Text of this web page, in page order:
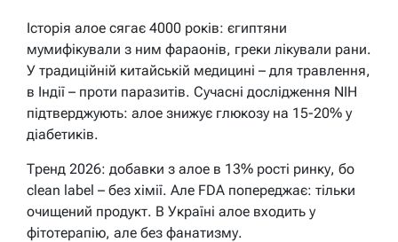
Історія алое сягає 4000 років: єгиптяни
мумифікували з ним фараонів, греки лікували рани.
У традиційній китайській медицині – для травлення,
в Індії – проти паразитів. Сучасні дослідження NIH
підтверджують: алое знижує глюкозу на 15-20% у
діабетиків.
Тренд 2026: добавки з алое в 13% рості ринку, бо
clean label – без хімії. Але FDA попереджає: тільки
очищений продукт. В Україні алое входить у
фітотерапію, але без фанатизму.